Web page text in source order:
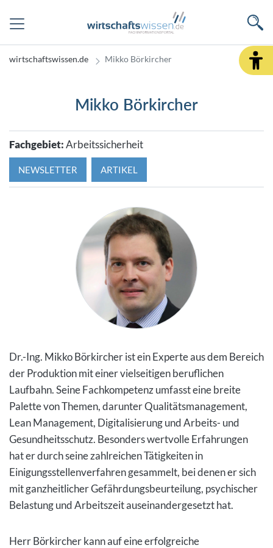
wirtschaftswissen.de Mikko Börkircher
Mikko Börkircher
Fachgebiet:Arbeitssicherheit
NEWSLETTER ARTIKEL
Dr.-Ing. Mikko Börkircher ist ein Experte aus dem Bereich
der Produktion mit einer vielseitigen beruflichen
Laufbahn. Seine Fachkompetenz umfasst eine breite
Palette von Themen, darunter Qualitätsmanagement,
Lean Management, Digitalisierung und Arbeits- und
Gesundheitsschutz. Besonders wertvolle Erfahrungen
hat er durch seine zahlreichen Tätigkeiten in
Einigungsstellenverfahren gesammelt, bei denen er sich
mit ganzheitlicher Gefährdungsbeurteilung, psychischer
Belastung und Arbeitszeit auseinandergesetzt hat.
Herr Börkircher kann auf eine erfolgreiche